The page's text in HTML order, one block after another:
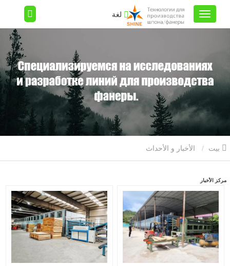
لغة
مركز الأخبار